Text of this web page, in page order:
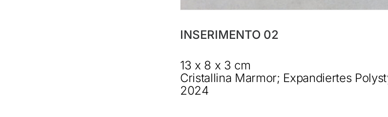
INSERIMENTO 02
13 x 8 x 3 cm
Cristallina Marmor; Expandiertes
2024